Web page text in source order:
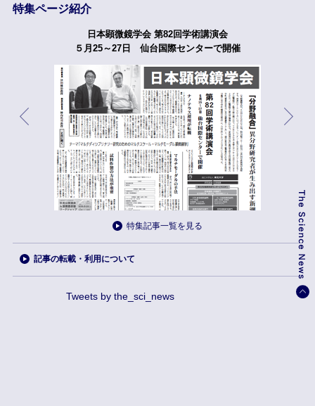
特集ページ紹介
日本顕微鏡学会 第82回学術講演会
５月25～27日 仙台国際センターで開催
特集記事一覧を見る
記事の転載・利用について
Tweets by the_sci_news